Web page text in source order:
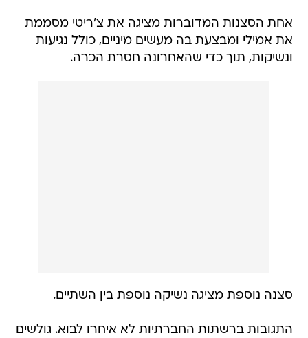
אחת הסצנות המדוברות מציגה את צ'ריטי מסממת
את אמילי ומבצעת בה מעשים מיניים, כולל נגיעות
ונשיקות, תוך כדי שהאחרונה חסרת הכרה.
סצנה נוספת מציגה נשיקה נוספת בין השתיים.
התגובות ברשתות החברתיות לא איחרו לבוא. גולשים